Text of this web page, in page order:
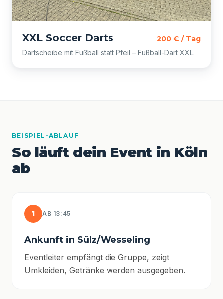
XXL Soccer Darts 200 € / Tag
Dartscheibe mit Fußball statt Pfeil – Fußball-Dart XXL.
BEISPIEL-ABLAUF
So läuft dein Event in Köln
ab
1 AB 13:45
Ankunft in Sülz/Wesseling
Eventleiter empfängt die Gruppe, zeigt
Umkleiden, Getränke werden ausgegeben.